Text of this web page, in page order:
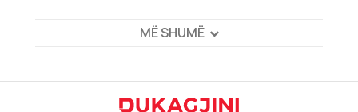
MË SHUMË